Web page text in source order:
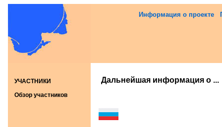
Информация о проекте
УЧАСТНИКИ
Обзор участников
Дальнейшая информация о ...